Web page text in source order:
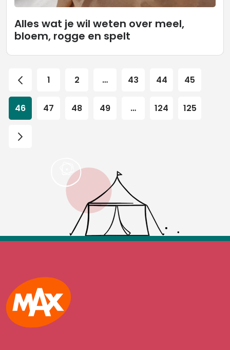
Alles wat je wil weten over meel,
bloem, rogge en spelt
1 2 … 43 44 45
46 47 48 49 … 124 125
Max